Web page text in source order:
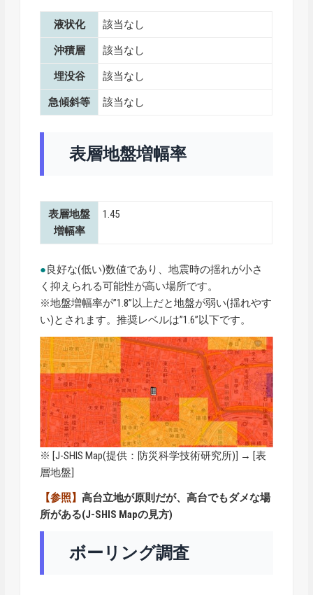
液状化 該当なし
沖積層 該当なし
埋没谷 該当なし
急傾斜等 該当なし
表層地盤増幅率
表層地盤
増幅率
1.45
●良好な(低い)数値であり、地震時の揺れが小さ
く抑えられる可能性が高い場所です。
※地盤増幅率が”1.8”以上だと地盤が弱い(揺れやす
い)とされます。推奨レベルは”1.6”以下です。
※ [J-SHIS Map(提供：防災科学技術研究所)] → [表
層地盤]
【参照】高台立地が原則だが、高台でもダメな場
所がある(J-SHIS Mapの見方)
ボーリング調査